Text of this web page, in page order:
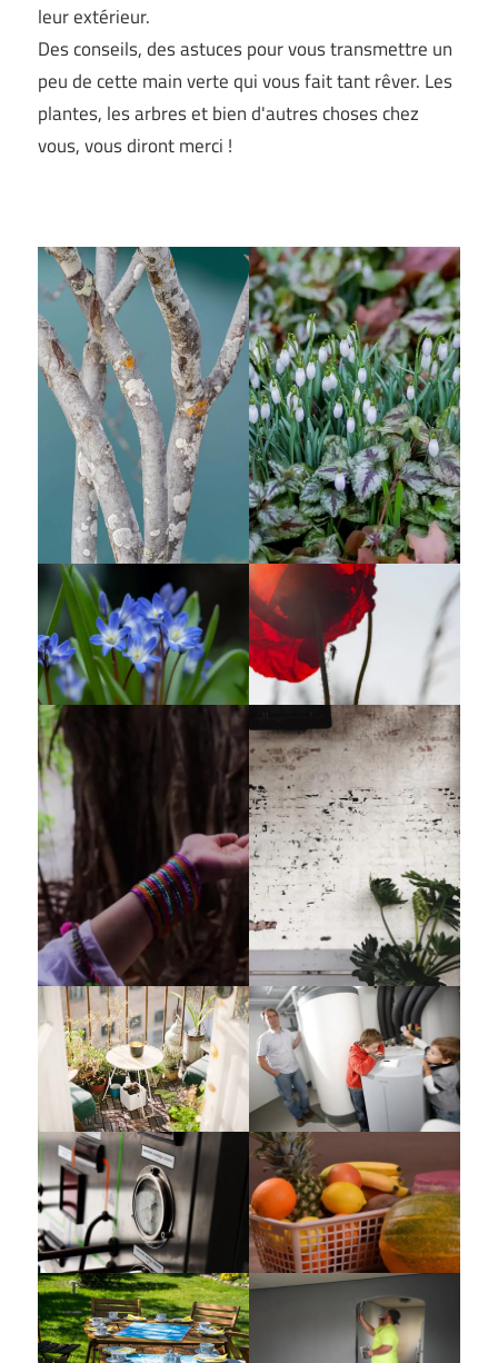
leur extérieur.
Des conseils, des astuces pour vous transmettre un
peu de cette main verte qui vous fait tant rêver. Les
plantes, les arbres et bien d'autres choses chez
vous, vous diront merci !